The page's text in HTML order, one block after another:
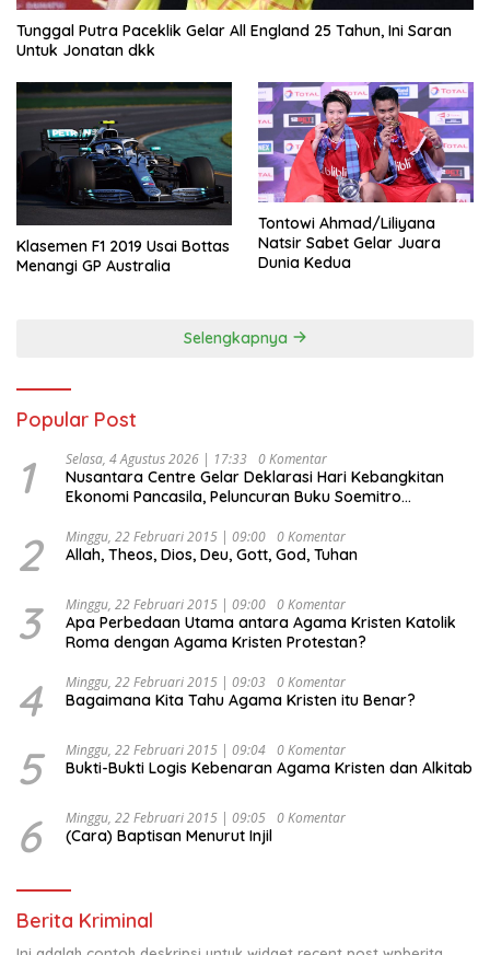
Tunggal Putra Paceklik Gelar All England 25 Tahun, Ini Saran
Untuk Jonatan dkk
Klasemen F1 2019 Usai Bottas
Menangi GP Australia
Tontowi Ahmad/Liliyana
Natsir Sabet Gelar Juara
Dunia Kedua
Selengkapnya
Popular Post
1 Selasa, 4 Agustus 2026 | 17:33 0 Komentar
Nusantara Centre Gelar Deklarasi Hari Kebangkitan
Ekonomi Pancasila, Peluncuran Buku Soemitro
Ekonomi Politik Indonesia) & Simposium Nasional
“Urgensi Undang-Undang Perekonomian Nasional dan
Indonesia Emas 2045”,
2 Minggu, 22 Februari 2015 | 09:00 0 Komentar
Allah, Theos, Dios, Deu, Gott, God, Tuhan
3 Minggu, 22 Februari 2015 | 09:00 0 Komentar
Apa Perbedaan Utama antara Agama Kristen Katolik
Roma dengan Agama Kristen Protestan?
4 Minggu, 22 Februari 2015 | 09:03 0 Komentar
Bagaimana Kita Tahu Agama Kristen itu Benar?
5 Minggu, 22 Februari 2015 | 09:04 0 Komentar
Bukti-Bukti Logis Kebenaran Agama Kristen dan Alkitab
6 Minggu, 22 Februari 2015 | 09:05 0 Komentar
(Cara) Baptisan Menurut Injil
Berita Kriminal